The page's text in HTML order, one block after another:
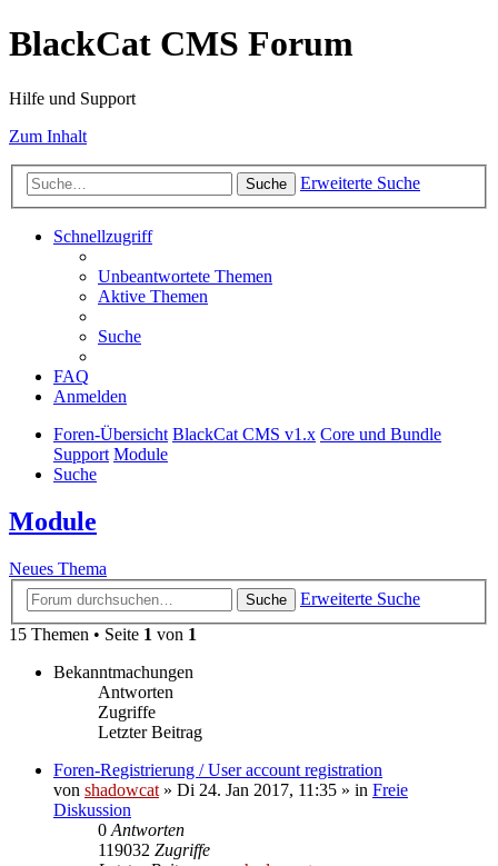
BlackCat CMS Forum
Hilfe und Support
Zum Inhalt
Suche Erweiterte Suche
Schnellzugriff
Unbeantwortete Themen
Aktive Themen
Suche
FAQ
Anmelden
Foren-Übersicht BlackCat CMS v1.x Core und Bundle
Support Module
Suche
Module
Neues Thema
Suche
Erweiterte Suche
15 Themen • Seite 1 von 1
Bekanntmachungen
Antworten
Zugriffe
Letzter Beitrag
Foren-Registrierung / User account registration
von shadowcat » Di 24. Jan 2017, 11:35 » in Freie
Diskussion
0 Antworten
119032 Zugriffe